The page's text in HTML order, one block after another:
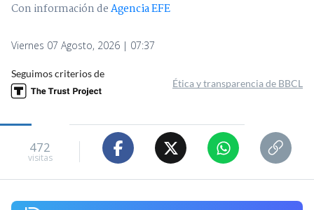
Con información deAgencia EFE
Viernes 07 Agosto, 2026 | 07:37
Seguimos criterios de
Ética y transparencia de BBCL
472
visitas